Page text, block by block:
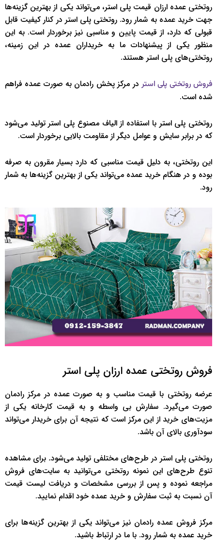
روتختی عمده ارزان قیمت پلی استر، می‌تواند یکی از بهترین گزینه‌ها
جهت خرید عمده به شمار رود. روتختی پلی استر در کنار کیفیت قابل
قبولی که دارد، از قیمت پایین و مناسبی نیز برخوردار است. به این
منظور یکی از پیشنهادات ما به خریداران عمده در این زمینه،
روتختی‌های پلی استر هستند.
فروش روتختی پلی استر در مرکز پخش رادمان به صورت عمده فراهم
شده است.
روتختی پلی استر با استفاده از الیاف مصنوع پلی استر تولید می‌شود
که در برابر سایش و عوامل دیگر از مقاومت بالایی برخوردار است.
این روتختی، به دلیل قیمت مناسبی که دارد بسیار مقرون به صرفه
بوده و در هنگام خرید عمده می‌تواند یکی از بهترین گزینه‌ها به شمار
رود.
فروش روتختی عمده ارزان پلی استر
عرضه روتختی با قیمت مناسب و به صورت عمده در مرکز رادمان
صورت می‌گیرد. سفارش بی واسطه و به قیمت کارخانه یکی از
مزیت‌های خرید از این مرکز است که نتیجه آن برای خریدار می‌تواند
سودآوری بالای آن باشد.
روتختی پلی استر در طرح‌های مختلفی تولید می‌شود. برای مشاهده
تنوع طرح‌های این نمونه روتختی می‌توانید به سایت‌های فروش
مراجعه نموده و پس از بررسی مشخصات و دریافت لیست قیمت
آن نسبت به ثبت سفارش و خرید عمده خود اقدام نمایید.
مرکز فروش عمده رادمان نیز می‌تواند یکی از بهترین گزینه‌ها برای
خرید عمده به شمار رود. با ما در ارتباط باشید.